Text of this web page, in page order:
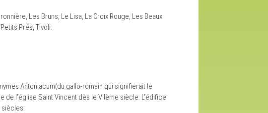
Les Bruns, Le Lisa, La Croix Rouge, Les Beaux
Prés, Tivoli.
Antoniacum(du gallo-romain qui signifierait le
de l'église Saint Vincent dès le VIIème siècle. L'édifice